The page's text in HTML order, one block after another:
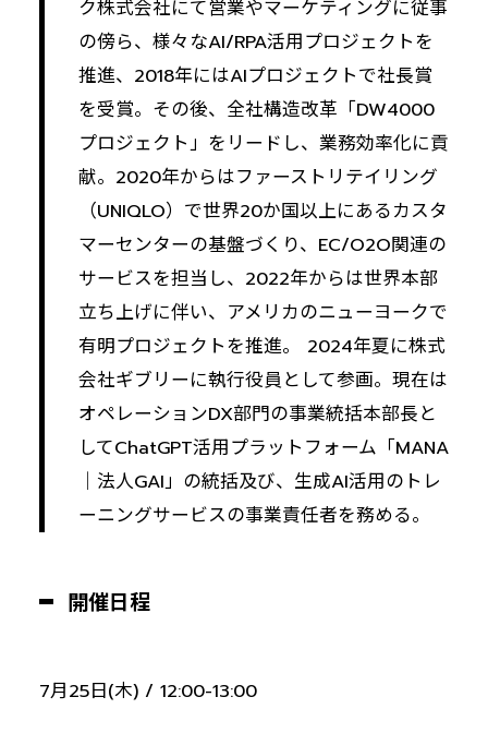
ク株式会社にて営業やマーケティングに従事
の傍ら、様々なAI/RPA活用プロジェクトを
推進、2018年にはAIプロジェクトで社長賞
を受賞。その後、全社構造改革「DW4000
プロジェクト」をリードし、業務効率化に貢
献。2020年からはファーストリテイリング
（UNIQLO）で世界20か国以上にあるカスタ
マーセンターの基盤づくり、EC/O2O関連の
サービスを担当し、2022年からは世界本部
立ち上げに伴い、アメリカのニューヨークで
有明プロジェクトを推進。 2024年夏に株式
会社ギブリーに執行役員として参画。現在は
オペレーションDX部門の事業統括本部長と
してChatGPT活用プラットフォーム「MANA
｜法人GAI」の統括及び、生成AI活用のトレ
ーニングサービスの事業責任者を務める。
開催日程
7月25日(木) / 12:00-13:00